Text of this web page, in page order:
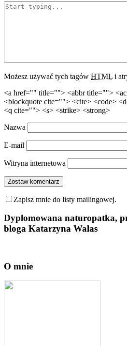
Możesz używać tych tagów HTML i
<a href="" title=""> <abbr title="">
<blockquote cite=""> <cite> <code>
<q cite=""> <s> <strike> <strong>
Nazwa
E-mail
Witryna internetowa
Zapisz mnie do listy mailingowej.
Dyplomowana naturopatka,
bloga Katarzyna Walas
O mnie